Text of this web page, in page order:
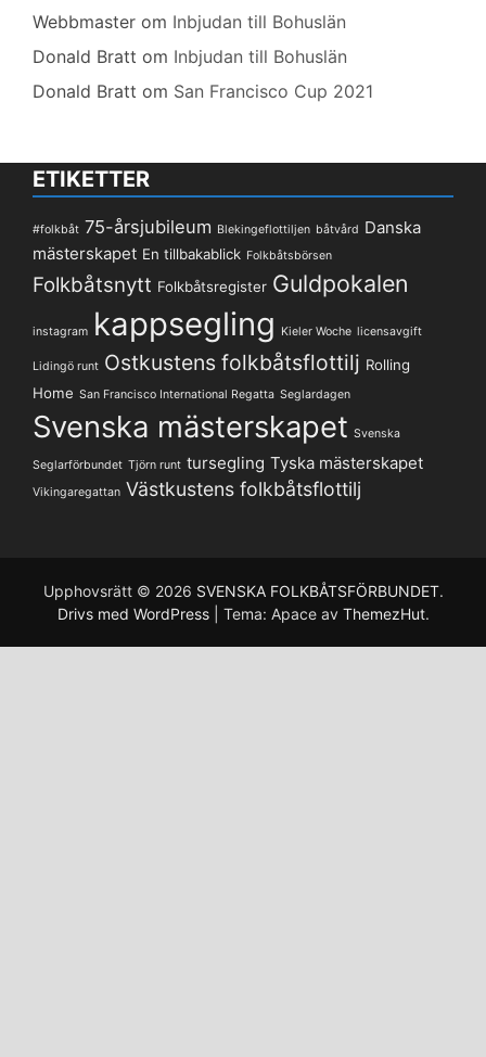
Webbmaster om Inbjudan till Bohuslän
Donald Bratt om Inbjudan till Bohuslän
Donald Bratt om San Francisco Cup 2021
ETIKETTER
#folkbåt 75-årsjubileum Blekingeflottiljen båtvård Danska
mästerskapet En tillbakablick Folkbåtsbörsen
Folkbåtsnytt Folkbåtsregister Guldpokalen
instagram kappsegling Kieler Woche licensavgift
Lidingö runt Ostkustens folkbåtsflottilj Rolling
Home San Francisco International Regatta Seglardagen
Svenska mästerskapet Svenska
Seglarförbundet Tjörn runt tursegling Tyska mästerskapet
Vikingaregattan Västkustens folkbåtsflottilj
Upphovsrätt © 2026 SVENSKA FOLKBÅTSFÖRBUNDET.
Drivs med WordPress
Tema: Apace av ThemezHut.